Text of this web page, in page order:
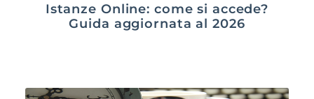
Istanze Online: come si accede?
Guida aggiornata al 2026